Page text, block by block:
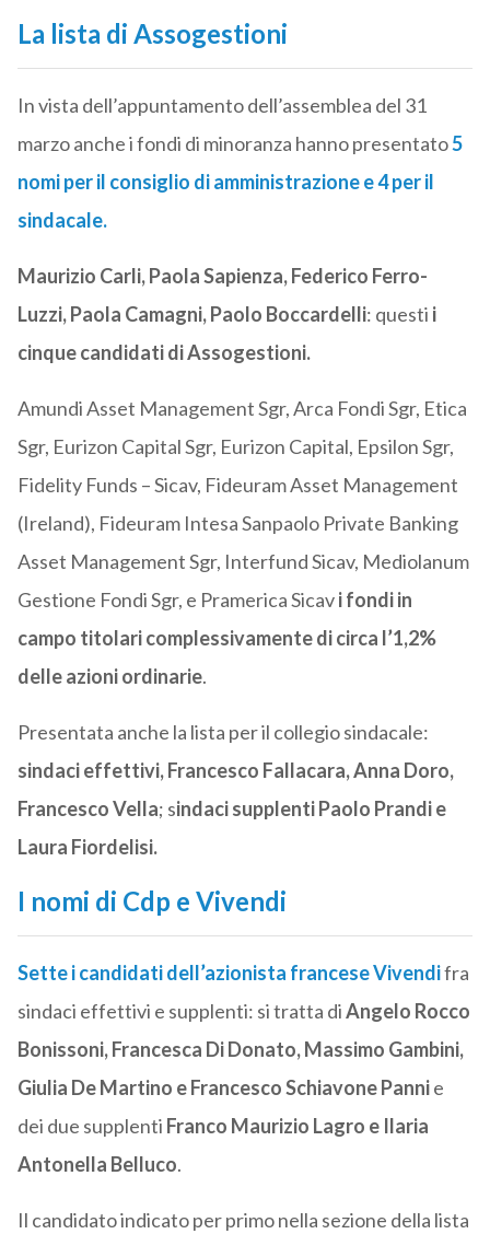
La lista di Assogestioni
In vista dell’appuntamento dell’assemblea del 31
marzo anche i fondi di minoranza hanno presentato5
nomi per il consiglio di amministrazione e 4 per il
sindacale.
Maurizio Carli, Paola Sapienza, Federico Ferro-
Luzzi, Paola Camagni, Paolo Boccardelli: questi i
cinque candidati di Assogestioni.
Amundi Asset Management Sgr, Arca Fondi Sgr, Etica
Sgr, Eurizon Capital Sgr, Eurizon Capital, Epsilon Sgr,
Fidelity Funds – Sicav, Fideuram Asset Management
(Ireland), Fideuram Intesa Sanpaolo Private Banking
Asset Management Sgr, Interfund Sicav, Mediolanum
Gestione Fondi Sgr, e Pramerica Sicavi fondi in
campo titolari complessivamente di circa l’1,2%
delle azioni ordinarie.
Presentata anche la lista per il collegio sindacale:
sindaci effettivi, Francesco Fallacara, Anna Doro,
Francesco Vella; sindaci supplenti Paolo Prandi e
Laura Fiordelisi.
I nomi di Cdp e Vivendi
Sette i candidati dell’azionista francese Vivendifra
sindaci effettivi e supplenti: si tratta diAngelo Rocco
Bonissoni, Francesca Di Donato, Massimo Gambini,
Giulia De Martino e Francesco Schiavone Pannie
dei due supplenti Franco Maurizio Lagro e Ilaria
Antonella Belluco.
Il candidato indicato per primo nella sezione della lista